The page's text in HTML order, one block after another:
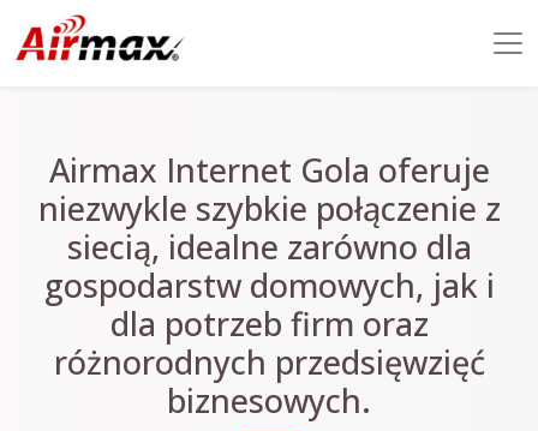
Airmax Internet Gola oferuje
niezwykle szybkie połączenie z
siecią, idealne zarówno dla
gospodarstw domowych, jak i
dla potrzeb firm oraz
różnorodnych przedsięwzięć
biznesowych.